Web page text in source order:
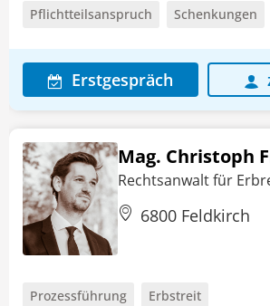
Pflichtteilsanspruch
Schenkungen
Erstgespräch
Mag. Christoph
Rechtsanwalt für
6800 Feldkirch
Prozessführung
Erbstreit